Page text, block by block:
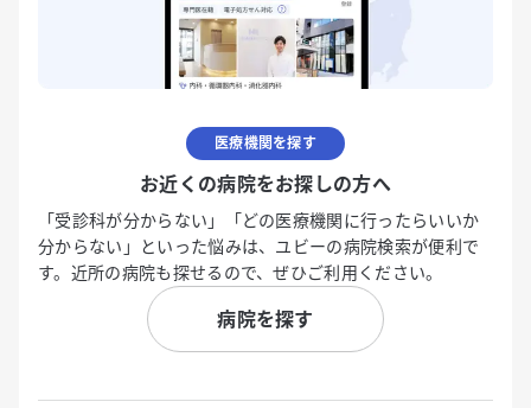
医療機関を探す
お近くの病院をお探しの方へ
「受診科が分からない」「どの医療機関に行ったらいいか
分からない」といった悩みは、ユビーの病院検索が便利で
す。近所の病院も探せるので、ぜひご利用ください。
病院を探す